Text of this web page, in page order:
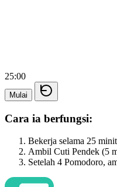
25:00
Mulai
Cara ia berfungsi:
Bekerja selama 25
Ambil Cuti Pendek (5
Setelah 4 Pomodoro,